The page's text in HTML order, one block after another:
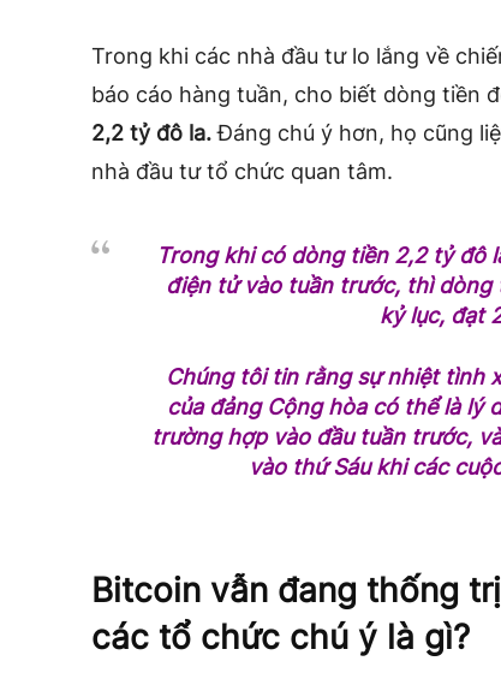
Trong khi các nhà đầu tư lo lắng về
báo cáo hàng tuần, cho biết dòng tiền
2,2 tỷ đô la.Đáng chú ý hơn, họ cũng
nhà đầu tư tổ chức quan tâm.
Trong khi có dòng tiền 2,2 tỷ đô
điện tử vào tuần trước, thì dòng
kỷ lục, đạt
Chúng tôi tin rằng sự nhiệt tình
của đảng Cộng hòa có thể là lý
trường hợp vào đầu tuần trước,
vào thứ Sáu khi các
Bitcoin vẫn đang thống
các tổ chức chú ý là gì?